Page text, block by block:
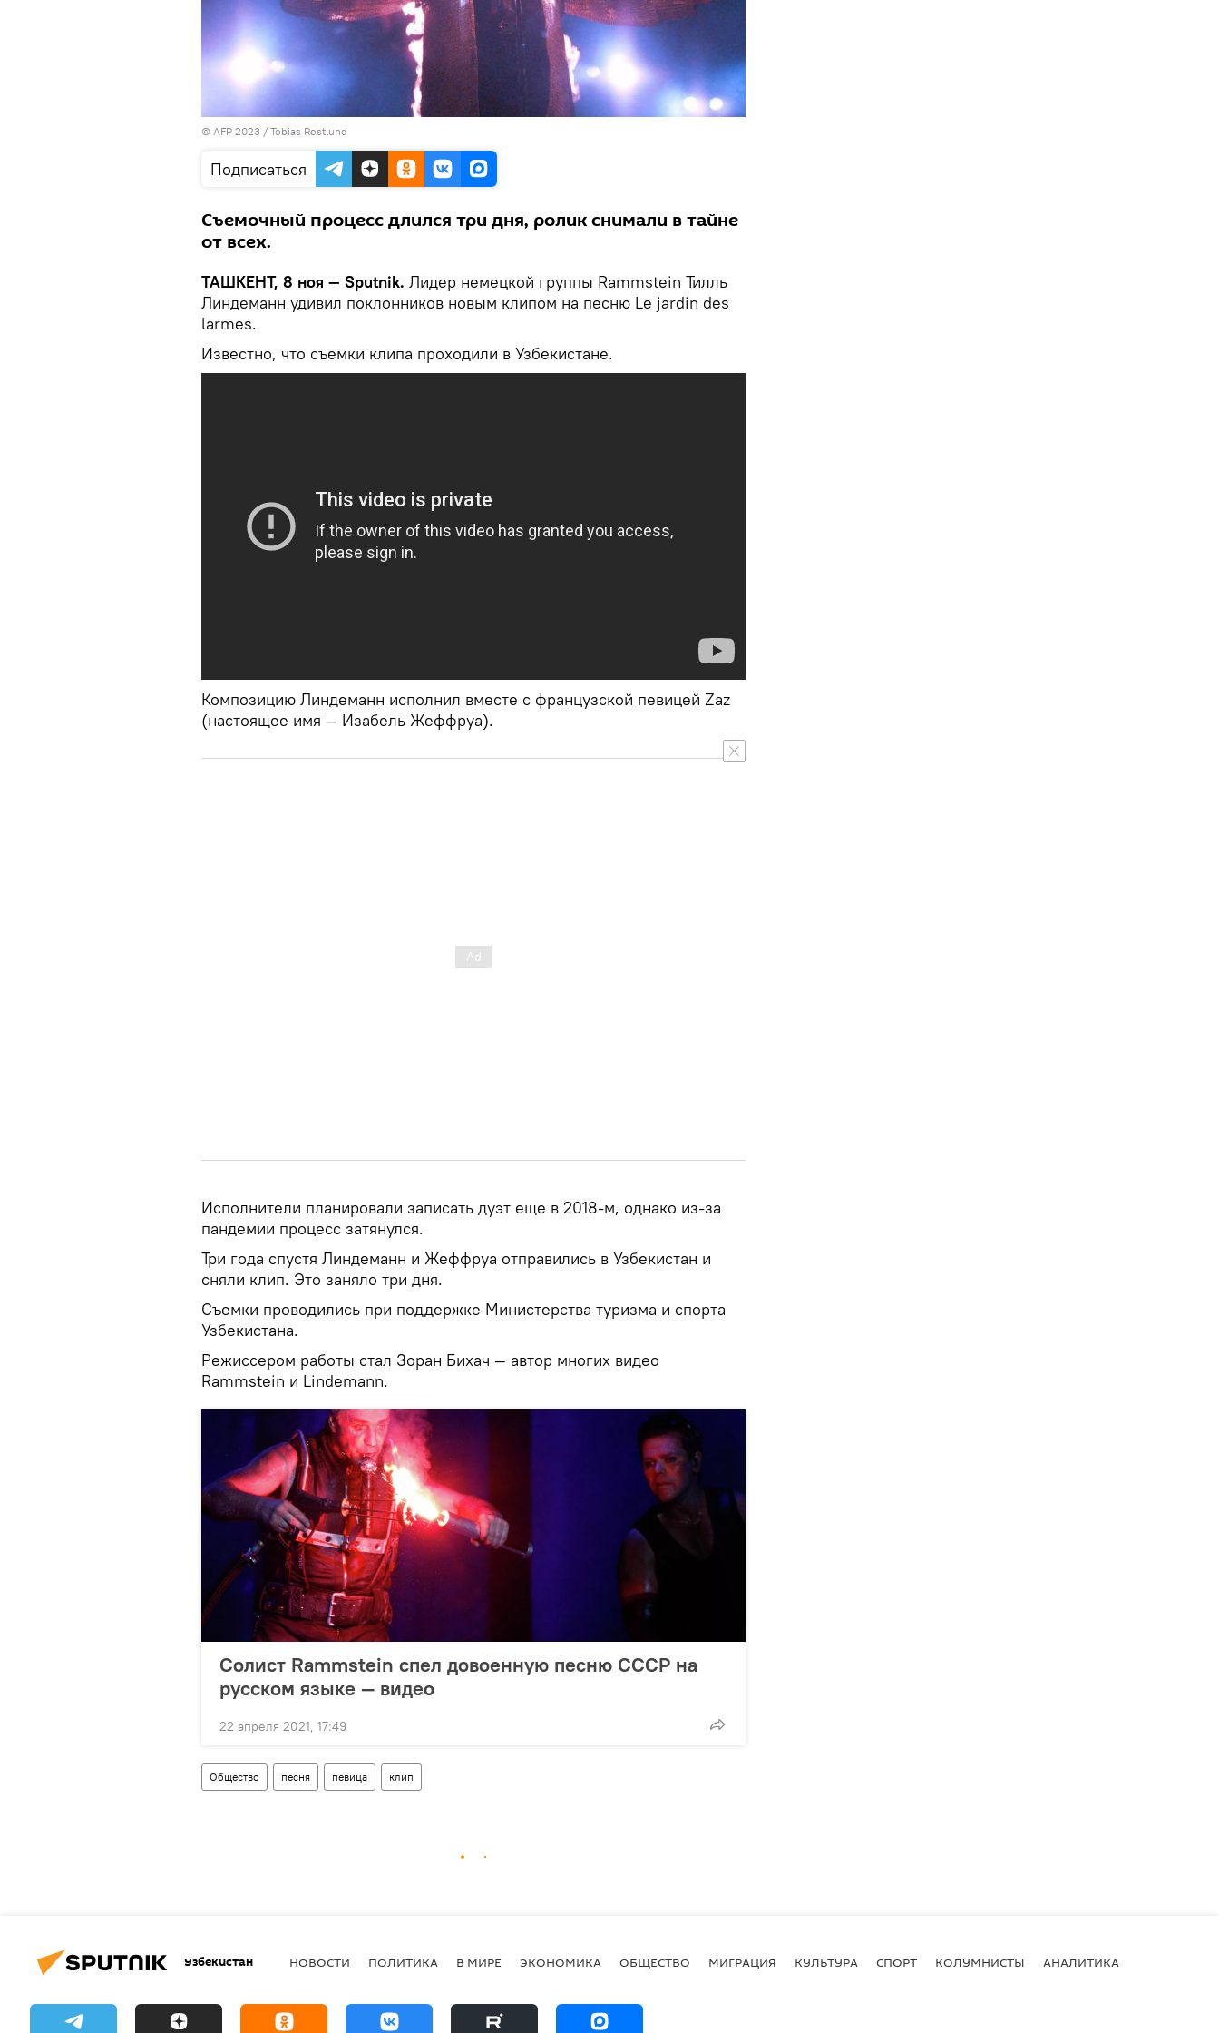
© AFP 2023 / Tobias Rostlund
Подписаться
Съемочный процесс длился три дня, ролик снимали в тайне
от всех.
ТАШКЕНТ, 8 ноя — Sputnik. Лидер немецкой группы Rammstein Тилль
Линдеманн удивил поклонников новым клипом на песню Le jardin des
larmes.
Известно, что съемки клипа проходили в Узбекистане.
Композицию Линдеманн исполнил вместе с французской певицей Zaz
(настоящее имя — Изабель Жеффруа).
Исполнители планировали записать дуэт еще в 2018-м, однако из-за
пандемии процесс затянулся.
Три года спустя Линдеманн и Жеффруа отправились в Узбекистан и
сняли клип. Это заняло три дня.
Съемки проводились при поддержке Министерства туризма и спорта
Узбекистана.
Режиссером работы стал Зоран Бихач — автор многих видео
Rammstein и Lindemann.
Солист Rammstein спел довоенную песню СССР на
русском языке — видео
22 апреля 2021, 17:49
Общество песня певица клип
Узбекистан НОВОСТИ ПОЛИТИКА В МИРЕ ЭКОНОМИКА ОБЩЕСТВО МИГРАЦИЯ КУЛЬТУРА СПОРТ КОЛУМНИСТЫ АНАЛИТИКА